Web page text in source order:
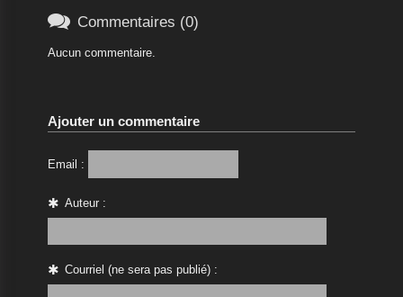
 Commentaires (0)
Aucun commentaire.
Ajouter un commentaire
Email :
Auteur :
Courriel (ne sera pas publié) :